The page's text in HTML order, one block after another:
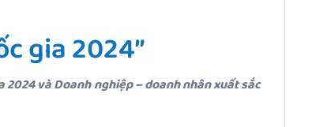
gia 2024”
2024 và Doanh nghiệp – doanh nhân xuất sắc